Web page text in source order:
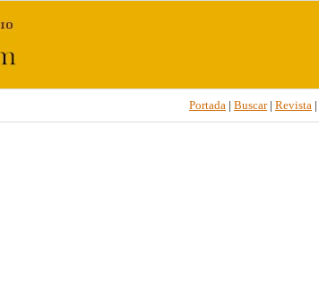
Portada | Buscar| Revista |